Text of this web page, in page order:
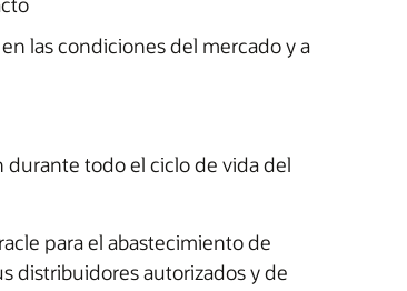
las condiciones del mercado y a
durante todo el ciclo de vida del
para el abastecimiento de
distribuidores autorizados y de